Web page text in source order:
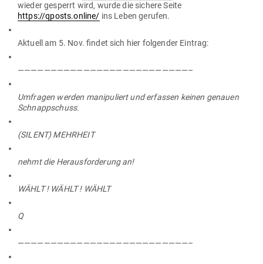
wieder gesperrt wird, wurde die sichere Seite
https://qposts.online/ ins Leben gerufen.
Aktuell am 5. Nov. findet sich hier fol­gender Eintrag:
——————————————————————————–
Umfragen werden mani­pu­liert und erfassen keinen genauen
Schnappschuss.
(SILENT) MEHRHEIT
nehmt die Her­aus­for­derung an!
WÄHLT ! WÄHLT ! WÄHLT
Q
——————————————————————————–